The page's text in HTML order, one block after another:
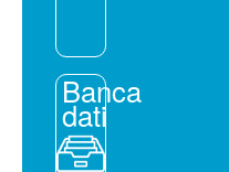
Banca
dati